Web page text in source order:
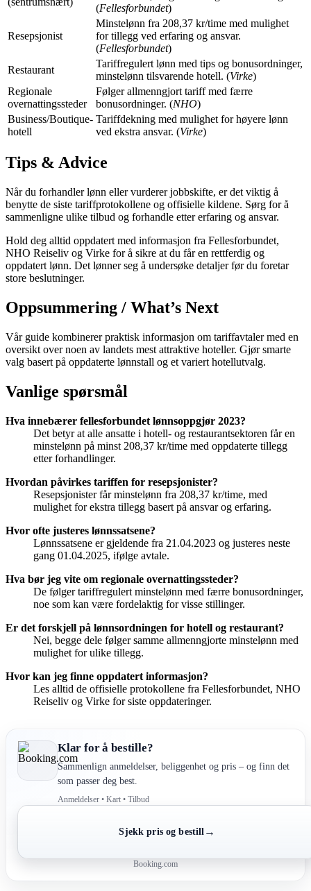
(Fellesforbundet)
Resepsjonist
Minstelønn fra 208,37 kr/time med mulighet
for tillegg ved erfaring og ansvar.
(Fellesforbundet)
Restaurant
Tariffregulert lønn med tips og bonusordninger,
minstelønn tilsvarende hotell. (Virke)
Regionale
overnattingssteder
Følger allmenngjort tariff med færre
bonusordninger. (NHO)
Business/Boutique-
hotell
Tariffdekning med mulighet for høyere lønn
ved ekstra ansvar. (Virke)
Tips & Advice
Når du forhandler lønn eller vurderer jobbskifte, er det viktig å
benytte de siste tariffprotokollene og offisielle kildene. Sørg for å
sammenligne ulike tilbud og forhandle etter erfaring og ansvar.
Hold deg alltid oppdatert med informasjon fra Fellesforbundet,
NHO Reiseliv og Virke for å sikre at du får en rettferdig og
oppdatert lønn. Det lønner seg å undersøke detaljer før du foretar
store beslutninger.
Oppsummering / What’s Next
Vår guide kombinerer praktisk informasjon om tariffavtaler med en
oversikt over noen av landets mest attraktive hoteller. Gjør smarte
valg basert på oppdaterte lønnstall og et variert hotellutvalg.
Vanlige spørsmål
Hva innebærer fellesforbundet lønnsoppgjør 2023?
Det betyr at alle ansatte i hotell- og restaurantsektoren får en
minstelønn på minst 208,37 kr/time med oppdaterte tillegg
etter forhandlinger.
Hvordan påvirkes tariffen for resepsjonister?
Resepsjonister får minstelønn fra 208,37 kr/time, med
mulighet for ekstra tillegg basert på ansvar og erfaring.
Hvor ofte justeres lønnssatsene?
Lønnssatsene er gjeldende fra 21.04.2023 og justeres neste
gang 01.04.2025, ifølge avtale.
Hva bør jeg vite om regionale overnattingssteder?
De følger tariffregulert minstelønn med færre bonusordninger,
noe som kan være fordelaktig for visse stillinger.
Er det forskjell på lønnsordningen for hotell og restaurant?
Nei, begge dele følger samme allmenngjorte minstelønn med
mulighet for ulike tillegg.
Hvor kan jeg finne oppdatert informasjon?
Les alltid de offisielle protokollene fra Fellesforbundet, NHO
Reiseliv og Virke for siste oppdateringer.
Klar for å bestille?
Sammenlign anmeldelser, beliggenhet og pris – og finn det
som passer deg best.
Anmeldelser • Kart • Tilbud
Sjekk pris og bestill →
Booking.com